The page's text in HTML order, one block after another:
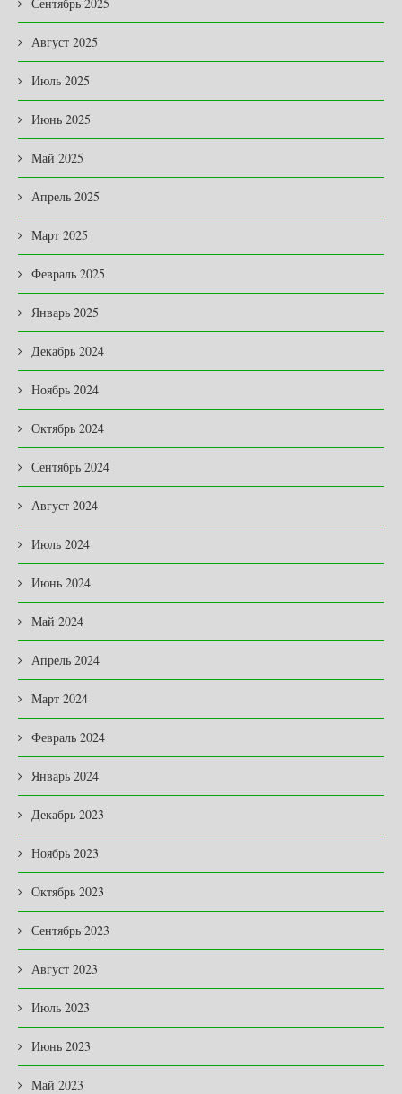
Август 2025
Июль 2025
Июнь 2025
Май 2025
Апрель 2025
Март 2025
Февраль 2025
Январь 2025
Декабрь 2024
Ноябрь 2024
Октябрь 2024
Сентябрь 2024
Август 2024
Июль 2024
Июнь 2024
Май 2024
Апрель 2024
Март 2024
Февраль 2024
Январь 2024
Декабрь 2023
Ноябрь 2023
Октябрь 2023
Сентябрь 2023
Август 2023
Июль 2023
Июнь 2023
Май 2023